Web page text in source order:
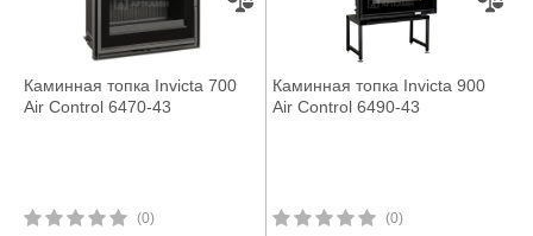
Каминная топка Invicta 700
Air Control 6470-43
(0)
Каминная топка Invicta 900
Air Control 6490-43
(0)